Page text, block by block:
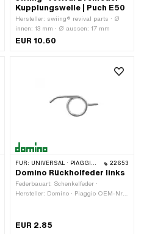
Kupplungswelle | Puch E50
Hersteller: swiing® revival parts · Ø
innen: 13 mm · Ø aussen: 17 mm
EUR 10.60
FÜR: UNIVERSAL · PIAGGIO · GARELLI 22653
Domino Rückholfeder links
Federbauart: Schenkelfeder ·
Hersteller: Domino · Piaggio OEM-Nr.:
EUR 2.85